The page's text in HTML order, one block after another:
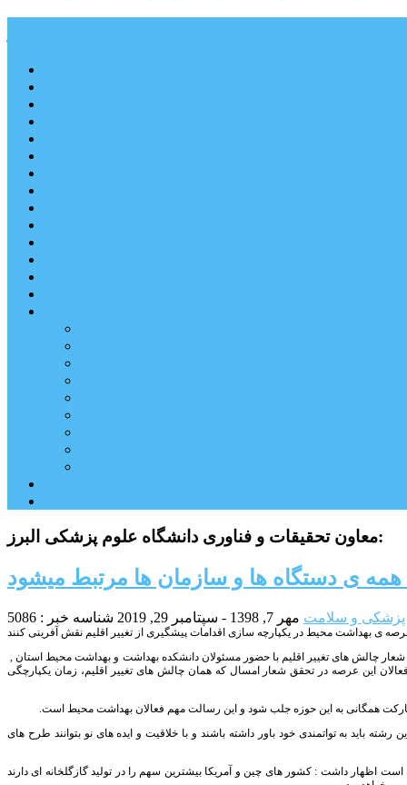
معاون تحقیقات و فناوری دانشگاه علوم پزشکی البرز:
ی دستگاه ها و سازمان ها مرتبط میشود
پزشکی و سلامت مهر 7, 1398 - سپتامبر 29, 2019 شناسه خبر : 5086
چالش های تغییر اقلیم با حضور مسئولان دانشکده بهداشت و بهداشت محیط استان ,
این عرصه در تحقق شعار امسال که همان چالش های تغییر اقلیم، زمان یکپارچگی
همگانی به این حوزه جلب شود و این رسالت مهم فعالان بهداشت محیط است.
خاطر نشان کرد : دانشجویان این رشته باید به تواتمندی خود باور داشته باشند و با خلاقیت و ایده های نو بتوانند طرح های
اظهار داشت : کشور های چین و آمریکا بیشترین سهم را در تولید گازگلخانه ای دارند